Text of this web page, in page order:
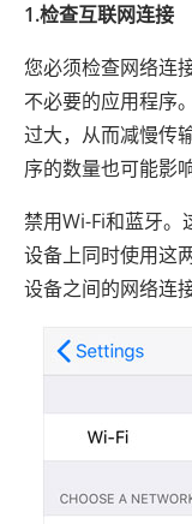
1.检查互联网连接
您必须检查网络连
不必要的应用程序
过大，从而减慢传
序的数量也可能影
禁用Wi-Fi和蓝牙。
设备上同时使用这
设备之间的网络连